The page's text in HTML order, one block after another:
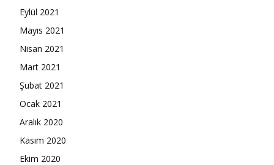
Eylül 2021
Mayıs 2021
Nisan 2021
Mart 2021
Şubat 2021
Ocak 2021
Aralık 2020
Kasım 2020
Ekim 2020